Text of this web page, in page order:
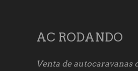
AC RODANDO
Venta de autocaravanas